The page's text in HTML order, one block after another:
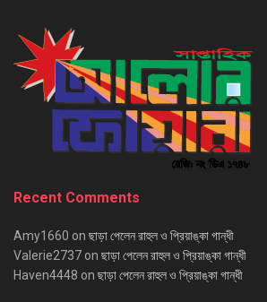
Recent Comments
Amy1660 on ছাড়া পেলেন রাহুল ও প্রিয়াঙ্কা গান্ধী
Valerie2737 on ছাড়া পেলেন রাহুল ও প্রিয়াঙ্কা গান্ধী
Haven4448 on ছাড়া পেলেন রাহুল ও প্রিয়াঙ্কা গান্ধী